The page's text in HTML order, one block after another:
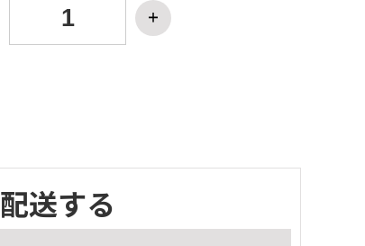
配送する